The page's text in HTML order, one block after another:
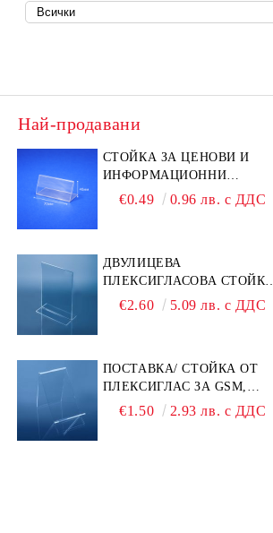
Най-продавани
СТОЙКА ЗА ЦЕНОВИ И
ИНФОРМАЦИОННИ
ЕТИКЕТИ 70 × 40 ММ –
€0.49 0.96 лв. с ДДС
ДВУЛИЦЕВА
ПЛЕКСИГЛАСОВА СТОЙКА
A6 – ИДЕАЛНА ЗА QR
КОДОВЕ И РЕКЛАМИ
€2.60 5.09 лв. с ДДС
ПОСТАВКА/ СТОЙКА ОТ
ПЛЕКСИГЛАС ЗА GSM,
ТЕЛЕФОН, СМАРТФОН И
€1.50 2.93 лв. с ДДС